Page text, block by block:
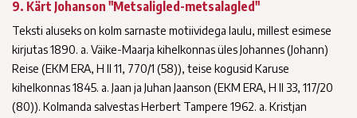
9. Kärt Johanson "Metsaligled-metsalagled"
Teksti aluseks on kolm sarnaste motiividega laulu, millest esimese
kirjutas 1890. a. Väike-Maarja kihelkonnas üles Johannes (Johann)
Reise (EKM ERA, H II 11, 770/1 (58)), teise kogusid Karuse
kihelkonnas 1845. a. Jaan ja Juhan Jaanson (EKM ERA, H II 33, 117/20
(80)). Kolmanda salvestas Herbert Tampere 1962. a. Kristjan